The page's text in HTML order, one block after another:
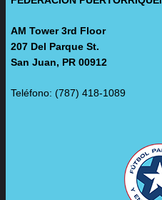
AM Tower 3rd Floor
207 Del Parque St.
San Juan, PR 00912
Teléfono: (787) 418-1089